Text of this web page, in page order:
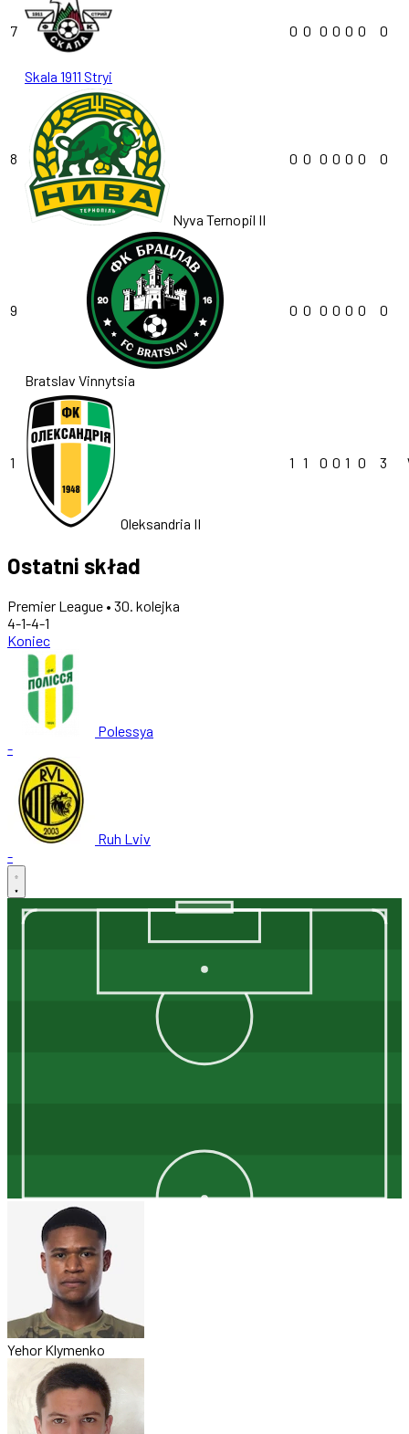
7
Skala 1911 Stryi
0 0 0 0 0 0 0
8
Nyva Ternopil II
0 0 0 0 0 0 0
9
Bratslav Vinnytsia
0 0 0 0 0 0 0
1
Oleksandria II
1 1 0 0 1 0 3
Ostatni skład
Premier League • 30. kolejka
4-1-4-1
Koniec
Polessya
-
Ruh Lviv
-
Yehor Klymenko